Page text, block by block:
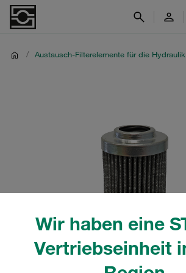
Wir haben eine
Vertriebseinheit
/ Austausch-Filterelemente für die Hydraulik